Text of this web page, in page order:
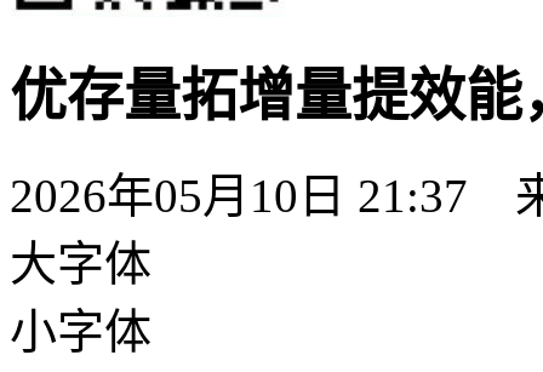
优存量拓增量提效
2026年05月10日 21:37
大字体
小字体